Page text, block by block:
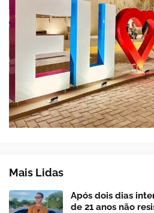
Mais Lidas
Após dois dias
de 21 anos não